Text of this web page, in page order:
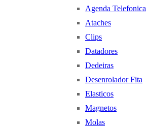
Agenda Telefonica
Ataches
Clips
Datadores
Dedeiras
Desenrolador Fita
Elasticos
Magnetos
Molas